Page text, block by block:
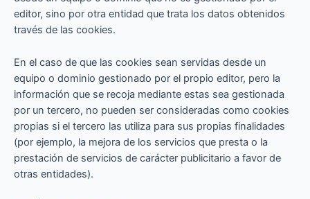
editor, sino por otra entidad que trata los datos obtenidos
través de las cookies.
En el caso de que las cookies sean servidas desde un
equipo o dominio gestionado por el propio editor, pero la
información que se recoja mediante estas sea gestionada
por un tercero, no pueden ser consideradas como cookies
propias si el tercero las utiliza para sus propias finalidades
(por ejemplo, la mejora de los servicios que presta o la
prestación de servicios de carácter publicitario a favor de
otras entidades).